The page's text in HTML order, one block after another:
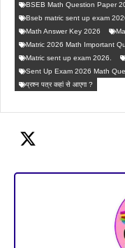
BSEB Math Question Paper
Bseb matric sent up exam
Math Answer Key 2026
Matric 2026 Math Important
Matric sent up exam 2026.
Sent Up Exam 2026 Math
प्रश्न पत्र कहां से आएगा ?